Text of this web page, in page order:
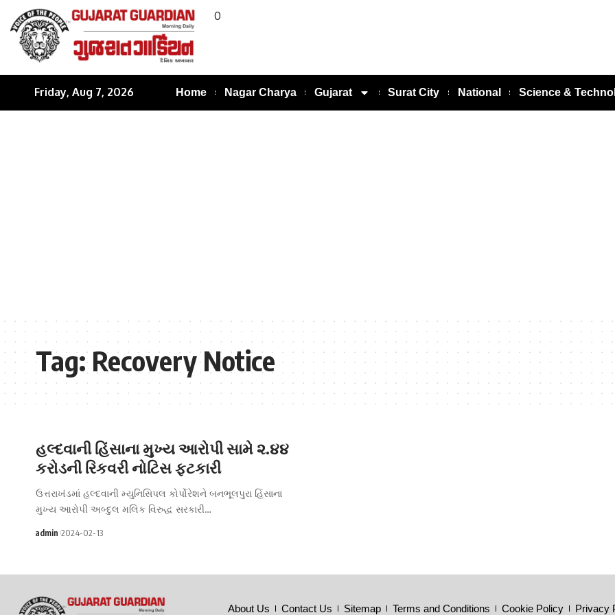
0
Friday, Aug 7, 2026 Home Nagar Charya Gujarat Surat City National Science &
Tag:Recovery Notice
હલ્દવાની હિંસાના મુખ્ય આરોપી સામે ૨.૪૪
કરોડની રિકવરી નોટિસ ફટકારી
ઉત્તરાખંડમાં હલ્દવાની મ્યુનિસિપલ કોર્પોરેશને બનભૂલપુરા હિંસાના
મુખ્ય આરોપી અબ્દુલ મલિક વિરુદ્ધ સરકારી…
admin 2024-02-13
About Us Contact Us Sitemap Terms and Conditions Cookie Policy Privacy